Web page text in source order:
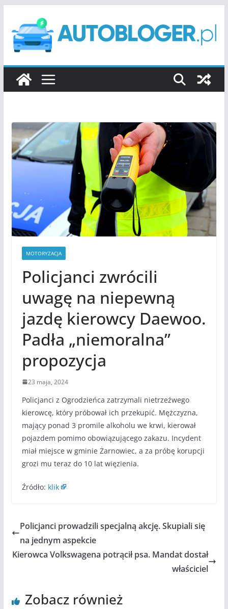
treści
MOTORYZACJA
Policjanci zwrócili
uwagę na niepewną
jazdę kierowcy Daewoo.
Padła „niemoralna”
propozycja
23 maja, 2024
Policjanci z Ogrodzieńca zatrzymali nietrzeźwego
kierowcę, który próbował ich przekupić. Mężczyzna,
mający ponad 3 promile alkoholu we krwi, kierował
pojazdem pomimo obowiązującego zakazu. Incydent
miał miejsce w gminie Żarnowiec, a za próbę korupcji
grozi mu teraz do 10 lat więzienia.
Źródło: klik
Policjanci prowadzili specjalną akcję. Skupiali się
na jednym aspekcie
Kierowca Volkswagena potrącił psa. Mandat dostał
właściciel
Zobacz również